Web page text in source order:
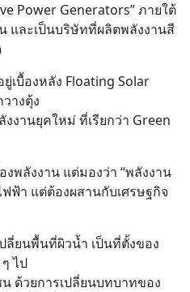
Power Generators” ภายใต้
และเป็นบริษัทที่ผลิตพลังงานสี
เบื้องหลัง Floating Solar
างตุ้ง
งานยุคใหม่ ที่เรียกว่า Green
พลังงาน แต่มองว่า “พลังงาน
ฟ้า แต่ต้องผสานกับเศรษฐกิจ
ยนพื้นที่ผิวน้ำ เป็นที่ตั้งของ
ไป
ด้วยการเปลี่ยนบทบาทของ